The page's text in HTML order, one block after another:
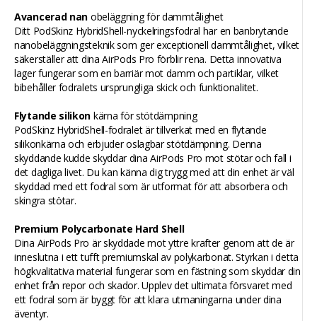
Avancerad nan obeläggning för dammtålighet
Ditt PodSkinz HybridShell-nyckelringsfodral har en banbrytande
nanobeläggningsteknik som ger exceptionell dammtålighet, vilket
säkerställer att dina AirPods Pro förblir rena. Detta innovativa
lager fungerar som en barriär mot damm och partiklar, vilket
bibehåller fodralets ursprungliga skick och funktionalitet.
Flytande silikon kärna för stötdämpning
PodSkinz HybridShell-fodralet är tillverkat med en flytande
silikonkärna och erbjuder oslagbar stötdämpning. Denna
skyddande kudde skyddar dina AirPods Pro mot stötar och fall i
det dagliga livet. Du kan känna dig trygg med att din enhet är väl
skyddad med ett fodral som är utformat för att absorbera och
skingra stötar.
Premium Polycarbonate Hard Shell
Dina AirPods Pro är skyddade mot yttre krafter genom att de är
inneslutna i ett tufft premiumskal av polykarbonat. Styrkan i detta
högkvalitativa material fungerar som en fästning som skyddar din
enhet från repor och skador. Upplev det ultimata försvaret med
ett fodral som är byggt för att klara utmaningarna under dina
äventyr.